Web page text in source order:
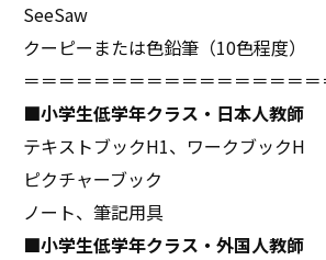
SeeSaw
クーピーまたは色鉛筆（10色程度）
＝＝＝＝＝＝＝＝＝＝＝＝＝＝＝＝
■小学生低学年クラス・日本人教師
テキストブックH1、ワークブックH
ピクチャーブック
ノート、筆記用具
■小学生低学年クラス・外国人教師